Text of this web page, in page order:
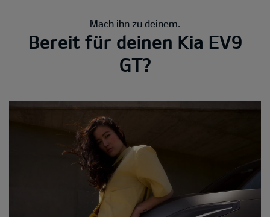
Mach ihn zu deinem.
Bereit für deinen Kia EV9
GT?